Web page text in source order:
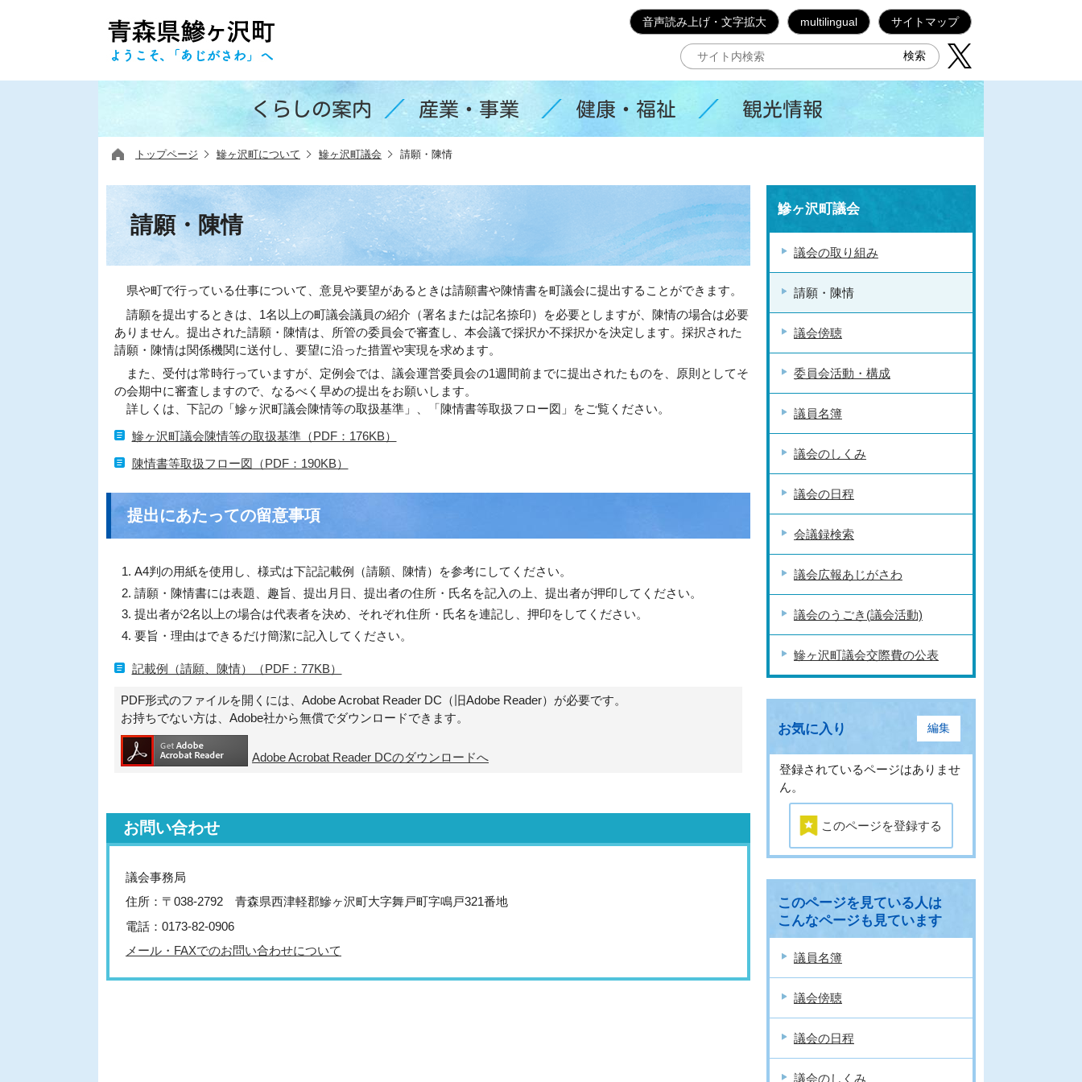
音声読み上げ・文字拡大 multilingual サイトマップ
くらしの案内 産業・事業 健康・福祉 観光情報
トップページ 鰺ヶ沢町について 鰺ヶ沢町議会 請願・陳情
請願・陳情
県や町で行っている仕事について、意見や要望があるときは請願書や陳情書を町議会に提出することができます。
請願を提出するときは、1名以上の町議会議員の紹介（署名または記名捺印）を必要としますが、陳情の場合は必要
ありません。提出された請願・陳情は、所管の委員会で審査し、本会議で採択か不採択かを決定します。採択された
請願・陳情は関係機関に送付し、要望に沿った措置や実現を求めます。
また、受付は常時行っていますが、定例会では、議会運営委員会の1週間前までに提出されたものを、原則としてそ
の会期中に審査しますので、なるべく早めの提出をお願いします。
詳しくは、下記の「鰺ヶ沢町議会陳情等の取扱基準」、「陳情書等取扱フロー図」をご覧ください。
鰺ヶ沢町議会陳情等の取扱基準（PDF：176KB）
陳情書等取扱フロー図（PDF：190KB）
提出にあたっての留意事項
A4判の用紙を使用し、様式は下記記載例（請願、陳情）を参考にしてください。
請願・陳情書には表題、趣旨、提出月日、提出者の住所・氏名を記入の上、提出者が押印してください。
提出者が2名以上の場合は代表者を決め、それぞれ住所・氏名を連記し、押印をしてください。
要旨・理由はできるだけ簡潔に記入してください。
記載例（請願、陳情）（PDF：77KB）
PDF形式のファイルを開くには、Adobe Acrobat Reader DC（旧Adobe Reader）が必要です。
お持ちでない方は、Adobe社から無償でダウンロードできます。
Adobe Acrobat Reader DCのダウンロードへ
お問い合わせ
議会事務局
住所：〒038-2792 青森県西津軽郡鰺ヶ沢町大字舞戸町字鳴戸321番地
電話：0173-82-0906
メール・FAXでのお問い合わせについて
鰺ヶ沢町議会
議会の取り組み
請願・陳情
議会傍聴
委員会活動・構成
議員名簿
議会のしくみ
議会の日程
会議録検索
議会広報あじがさわ
議会のうごき(議会活動)
鰺ヶ沢町議会交際費の公表
お気に入り 編集
登録されているページはありませ
ん。
このページを登録する
このページを見ている人は
こんなページも見ています
議員名簿
議会傍聴
議会の日程
議会のしくみ